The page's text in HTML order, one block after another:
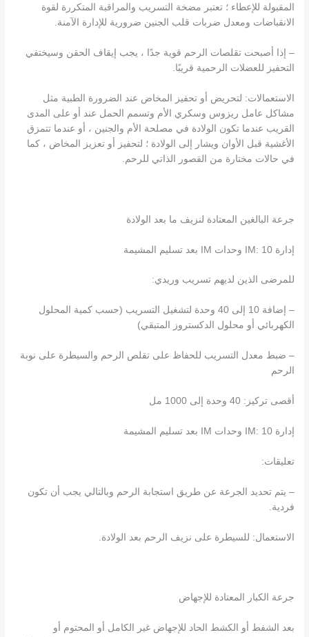
المقبولة للإعطاء ؛ تعتبر مضخة التسريب والمراقبة المتكررة لقوة
الانقباضات ومعدل ضربات قلب الجنين ضرورية للإدارة الآمنة.
– إذا أصبحت تقلصات الرحم قوية جدًا ، يجب إيقاف الحقن وسيختفي
التحفيز للعضلات الرحمية قريبًا.
الاستعمالات: لتحريض أو تحفيز المخاض عند الضرورة الطبية مثل
مشاكل عامل ريزوس وسكري الأم وتسمم الحمل عند أو على المدى
القريب عندما تكون الولادة في مصلحة الأم والجنين ، أو عندما تتمزق
الأغشية قبل الأوان ويشار إلى الولادة ؛ لتحفيز أو تعزيز المخاض ، كما
في حالات مختارة من القصور الذاتي للرحم.
جرعة البالغين المعتادة لنزيف ما بعد الولادة
إدارة IM: 10 وحدات IM بعد تسليم المشيمة
للمرضى الذين لديهم تسريب وريدي:
– إضافة 10 إلى 40 وحدة لتشغيل التسريب (حسب كمية المحلول
الكهربائي أو محلول الدكستروز المتبقي)
– ضبط معدل التسريب للحفاظ على تقلص الرحم والسيطرة على نوبة
الرحم
أقصى تركيز: 40 وحدة إلى 1000 مل
إدارة IM: 10 وحدات IM بعد تسليم المشيمة
تعليقات:
– يتم تحديد الجرعة عن طريق استجابة الرحم وبالتالي يجب أن تكون
فردية.
الاستعمال: للسيطرة على نزيف الرحم بعد الولادة.
جرعة الكبار المعتادة للإجهاض
بعد الشفط أو الكشط الحاد للإجهاض غير الكامل أو المحتوم أو